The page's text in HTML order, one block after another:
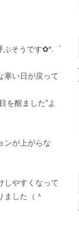
ぶそうです✿*.゜
寒い日が戻って
を醒ました”よ
ンが上がらな
しやすくなって
ました（＾